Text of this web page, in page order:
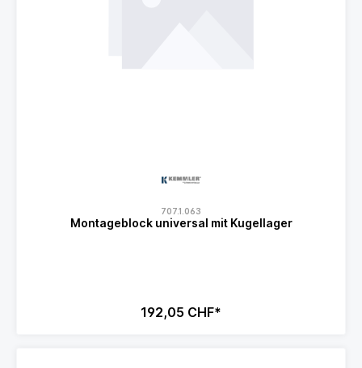
707.1.063
Montageblock universal mit Kugellager
192,05 CHF*